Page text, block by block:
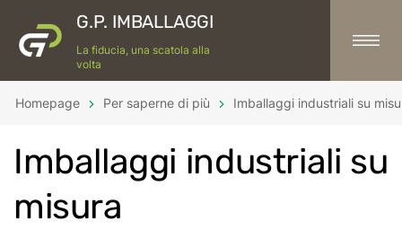
G.P. IMBALLAGGI
La fiducia, una scatola alla
volta
Homepage Per saperne di più Imballaggi industriali su
Imballaggi industriali su
misura